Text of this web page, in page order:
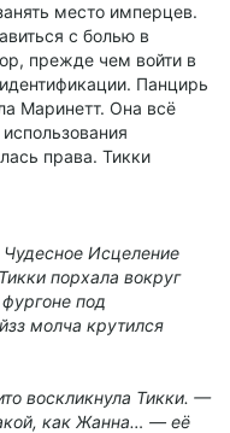
место имперцев.
с болью в
прежде чем войти в
Панцирь
Маринетт. Она всё
права. Тикки
Исцеление
порхала вокруг
под
молча крутился
воскликнула Тикки. —
как Жанна… — её